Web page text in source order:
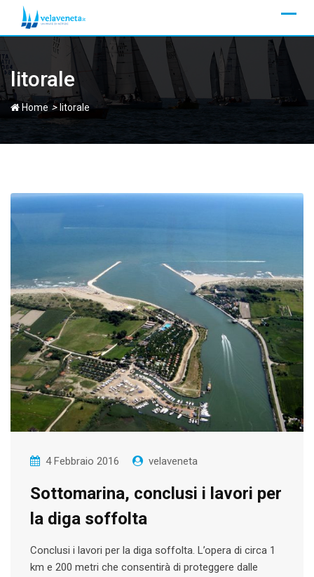
litorale
Home > litorale
4 Febbraio 2016 velaveneta
Sottomarina, conclusi i lavori per
la diga soffolta
Conclusi i lavori per la diga soffolta. L’opera di circa 1
km e 200 metri che consentirà di proteggere dalle